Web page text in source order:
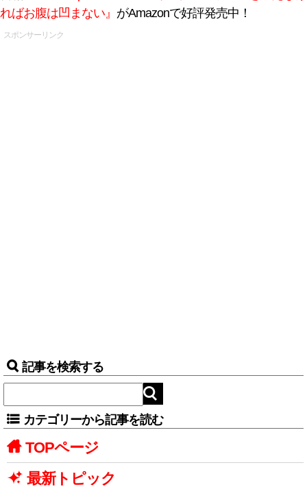
ればお腹は凹まない』 がAmazonで好評発売中！
スポンサーリンク
記事を検索する
カテゴリーから記事を読む
TOPページ
最新トピック